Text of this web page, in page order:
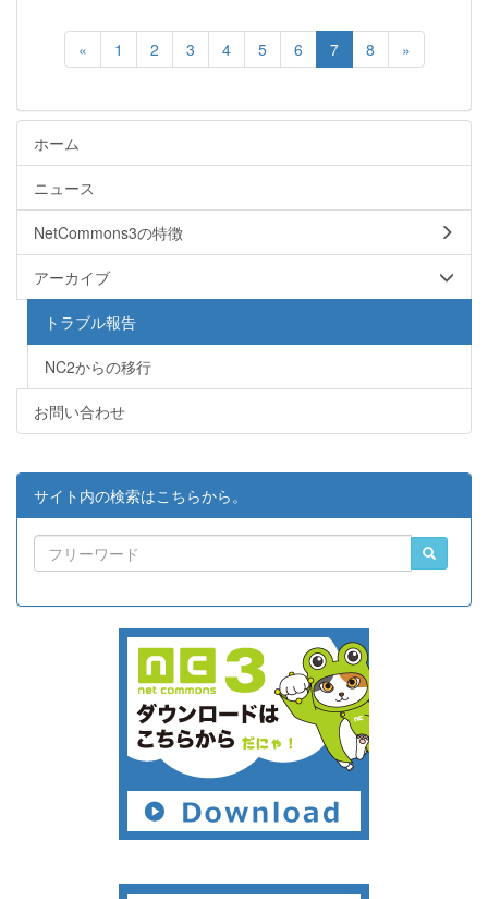
« 1 2 3 4 5 6 7 8 »
ホーム
ニュース
NetCommons3の特徴
アーカイブ
トラブル報告
NC2からの移行
お問い合わせ
サイト内の検索はこちらから。